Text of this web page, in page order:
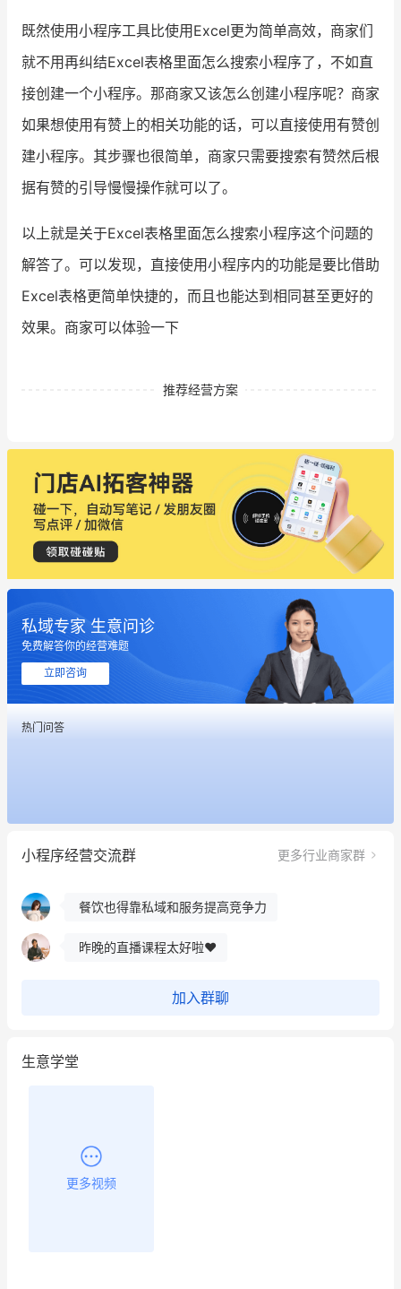
既然使用小程序工具比使用Excel更为简单高效，商家们
就不用再纠结Excel表格里面怎么搜索小程序了，不如直
接创建一个小程序。那商家又该怎么创建小程序呢？商家
如果想使用有赞上的相关功能的话，可以直接使用有赞创
建小程序。其步骤也很简单，商家只需要搜索有赞然后根
据有赞的引导慢慢操作就可以了。
以上就是关于Excel表格里面怎么搜索小程序这个问题的
解答了。可以发现，直接使用小程序内的功能是要比借助
Excel表格更简单快捷的，而且也能达到相同甚至更好的
效果。商家可以体验一下
推荐经营方案
私域专家 生意问诊
免费解答你的经营难题
立即咨询
热门问答
小程序经营交流群 更多行业商家群
这个营销策划案例推荐大家看一下
用有赞就能在微信、小红书同时经营了
餐饮也得靠私域和服务提高竞争力
这个营销策划案例推荐大家看一下
用有赞就能在微信、小红书同时经营了
餐饮也得靠私域和服务提高竞争力
昨晚的直播课程太好啦❤️
加入群聊
生意学堂
更多视频